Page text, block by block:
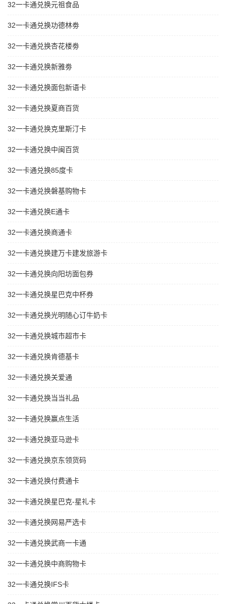
32一卡通兑换元祖食品
32一卡通兑换功德林劵
32一卡通兑换杏花楼劵
32一卡通兑换新雅劵
32一卡通兑换面包新语卡
32一卡通兑换夏商百货
32一卡通兑换克里斯汀卡
32一卡通兑换中闽百货
32一卡通兑换85度卡
32一卡通兑换磐基购物卡
32一卡通兑换E通卡
32一卡通兑换商通卡
32一卡通兑换建万卡建发旅游卡
32一卡通兑换向阳坊面包券
32一卡通兑换星巴克中杯券
32一卡通兑换光明随心订牛奶卡
32一卡通兑换城市超市卡
32一卡通兑换肯德基卡
32一卡通兑换关爱通
32一卡通兑换当当礼品
32一卡通兑换赢点生活
32一卡通兑换亚马逊卡
32一卡通兑换京东领货码
32一卡通兑换付费通卡
32一卡通兑换星巴克-星礼卡
32一卡通兑换网易严选卡
32一卡通兑换武商一卡通
32一卡通兑换中商购物卡
32一卡通兑换IFS卡